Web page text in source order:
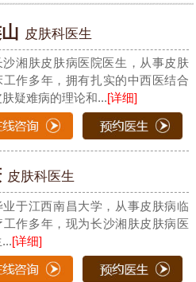
皮肤科医生
沙湘肤皮肤病医院医生，从事皮肤
工作多年，拥有扎实的中西医结合
疑难病的理论和...[详细]
皮肤科医生
业于江西南昌大学，从事皮肤病临
工作多年，现为长沙湘肤皮肤病医
[详细]